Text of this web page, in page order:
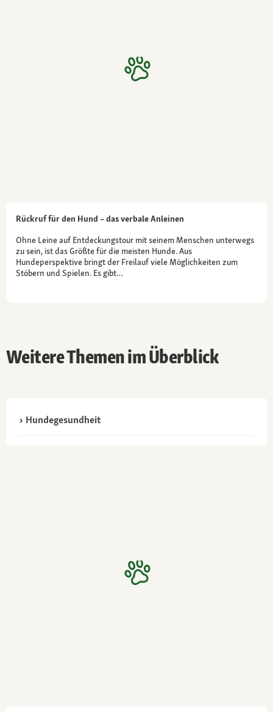
Rückruf für den Hund – das verbale Anleinen
Ohne Leine auf Entdeckungstour mit seinem Menschen unterwegs
zu sein, ist das Größte für die meisten Hunde. Aus
Hundeperspektive bringt der Freilauf viele Möglichkeiten zum
Stöbern und Spielen. Es gibt…
Weitere Themen im Überblick
Hundegesundheit